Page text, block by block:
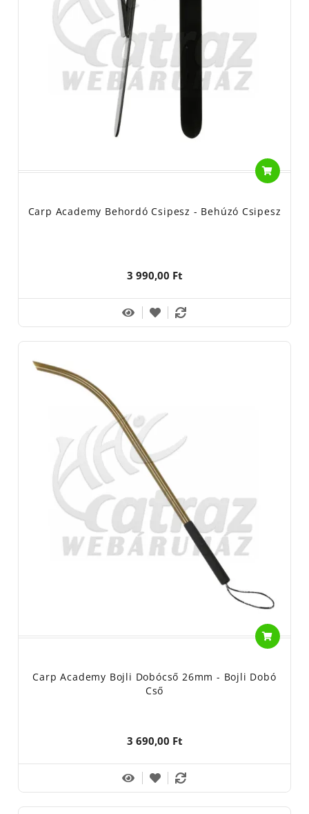
Carp Academy Behordó Csipesz - Behúzó Csipesz
3 990,00 Ft
Carp Academy Bojli Dobócső 26mm - Bojli Dobó
Cső
3 690,00 Ft